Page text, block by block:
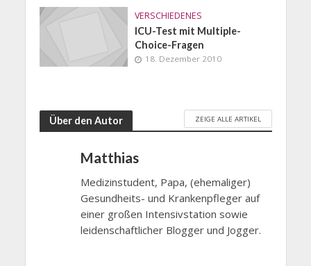
VERSCHIEDENES
ICU-Test mit Multiple-
Choice-Fragen
18. Dezember 2010
Über den Autor ZEIGE ALLE ARTIKEL
Matthias
Medizinstudent, Papa, (ehemaliger)
Gesundheits- und Krankenpfleger auf
einer großen Intensivstation sowie
leidenschaftlicher Blogger und Jogger.